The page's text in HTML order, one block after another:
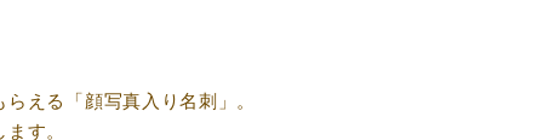
える「顔写真入り名刺」。
す。